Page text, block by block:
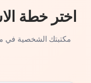
اختر خطة
مكتبتك الشخصية في